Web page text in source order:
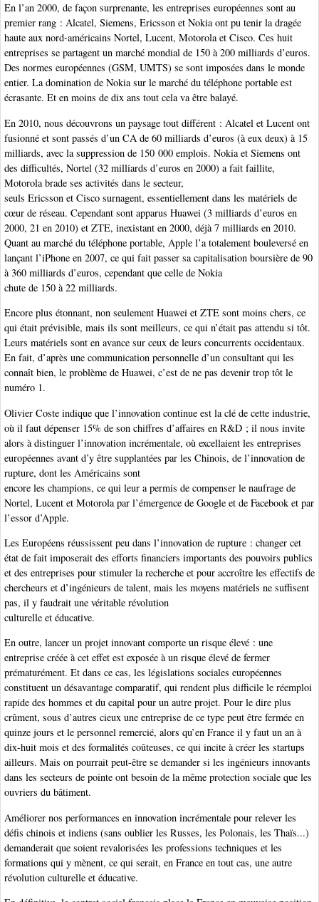
En l’an 2000, de façon surprenante, les entreprises européennes sont au
premier rang : Alcatel, Siemens, Ericsson et Nokia ont pu tenir la dragée
haute aux nord-américains Nortel, Lucent, Motorola et Cisco. Ces huit
entreprises se partagent un marché mondial de 150 à 200 milliards d’euros.
Des normes européennes (GSM, UMTS) se sont imposées dans le monde
entier. La domination de Nokia sur le marché du téléphone portable est
écrasante. Et en moins de dix ans tout cela va être balayé.
En 2010, nous découvrons un paysage tout différent : Alcatel et Lucent ont
fusionné et sont passés d’un CA de 60 milliards d’euros (à eux deux) à 15
milliards, avec la suppression de 150 000 emplois. Nokia et Siemens ont
des difficultés, Nortel (32 milliards d’euros en 2000) a fait faillite,
Motorola brade ses activités dans le secteur,
seuls Ericsson et Cisco surnagent, essentiellement dans les matériels de
cœur de réseau. Cependant sont apparus Huawei (3 milliards d’euros en
2000, 21 en 2010) et ZTE, inexistant en 2000, déjà 7 milliards en 2010.
Quant au marché du téléphone portable, Apple l’a totalement bouleversé en
lançant l’iPhone en 2007, ce qui fait passer sa capitalisation boursière de 90
à 360 milliards d’euros, cependant que celle de Nokia
chute de 150 à 22 milliards.
Encore plus étonnant, non seulement Huawei et ZTE sont moins chers, ce
qui était prévisible, mais ils sont meilleurs, ce qui n’était pas attendu si tôt.
Leurs matériels sont en avance sur ceux de leurs concurrents occidentaux.
En fait, d’après une communication personnelle d’un consultant qui les
connaît bien, le problème de Huawei, c’est de ne pas devenir trop tôt le
numéro 1.
Olivier Coste indique que l’innovation continue est la clé de cette industrie,
où il faut dépenser 15% de son chiffres d’affaires en R&D ; il nous invite
alors à distinguer l’innovation incrémentale, où excellaient les entreprises
européennes avant d’y être supplantées par les Chinois, de l’innovation de
rupture, dont les Américains sont
encore les champions, ce qui leur a permis de compenser le naufrage de
Nortel, Lucent et Motorola par l’émergence de Google et de Facebook et par
l’essor d’Apple.
Les Européens réussissent peu dans l’innovation de rupture : changer cet
état de fait imposerait des efforts financiers importants des pouvoirs publics
et des entreprises pour stimuler la recherche et pour accroître les effectifs de
chercheurs et d’ingénieurs de talent, mais les moyens matériels ne suffisent
pas, il y faudrait une véritable révolution
culturelle et éducative.
En outre, lancer un projet innovant comporte un risque élevé : une
entreprise créée à cet effet est exposée à un risque élevé de fermer
prématurément. Et dans ce cas, les législations sociales européennes
constituent un désavantage comparatif, qui rendent plus difficile le réemploi
rapide des hommes et du capital pour un autre projet. Pour le dire plus
crûment, sous d’autres cieux une entreprise de ce type peut être fermée en
quinze jours et le personnel remercié, alors qu’en France il y faut un an à
dix-huit mois et des formalités coûteuses, ce qui incite à créer les startups
ailleurs. Mais on pourrait peut-être se demander si les ingénieurs innovants
dans les secteurs de pointe ont besoin de la même protection sociale que les
ouvriers du bâtiment.
Améliorer nos performances en innovation incrémentale pour relever les
défis chinois et indiens (sans oublier les Russes, les Polonais, les Thaïs...)
demanderait que soient revalorisées les professions techniques et les
formations qui y mènent, ce qui serait, en France en tout cas, une autre
révolution culturelle et éducative.